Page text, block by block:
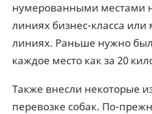
нумерованными местами
линиях бизнес-класса
линиях. Раньше нужно
каждое место как за 20
Также внесли некоторые
перевозке собак. По-